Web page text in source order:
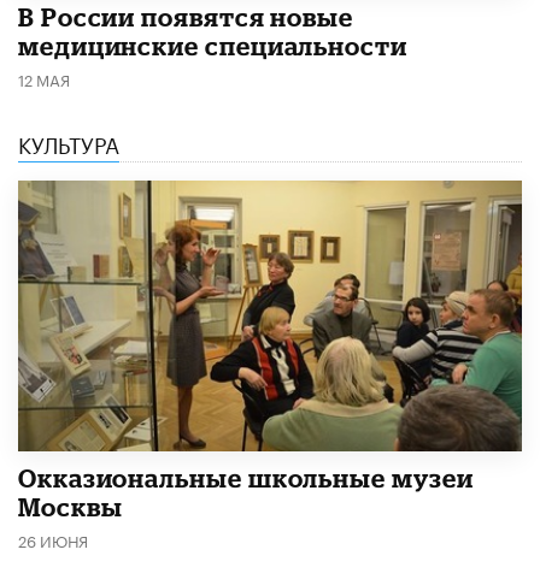
В России появятся новые
медицинские специальности
12 МАЯ
КУЛЬТУРА
​Окказиональные школьные музеи
Москвы
26 ИЮНЯ